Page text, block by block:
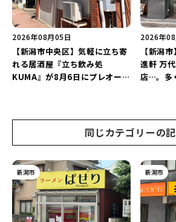
2026年08月05日
【新潟市中央区】気軽に立ち寄
れる居酒屋『立ち飲み処
KUMA』が8月6日にプレオープ
2026年
【新潟
進軒 万
店…。多
同じカテゴリーの
新潟市 新潟市